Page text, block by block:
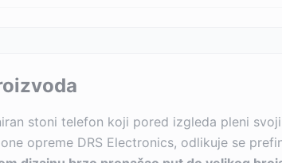
stoni telefon koji pored izgleda pleni
opreme DRS Electronics, odlikuje se